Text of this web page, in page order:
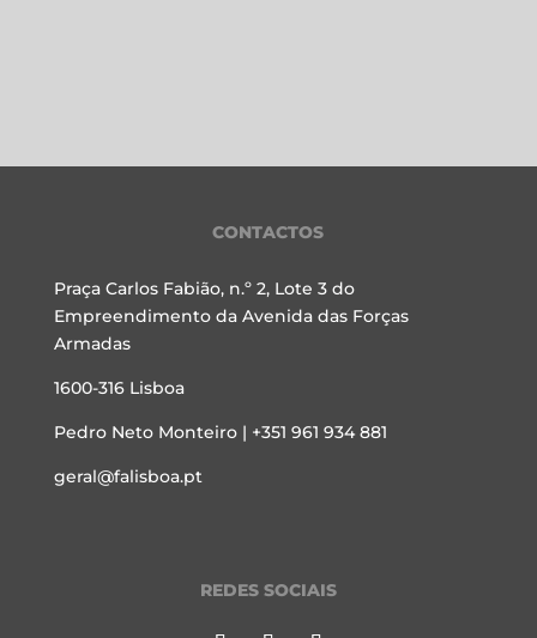
CONTACTOS
Praça Carlos Fabião, n.º 2, Lote 3 do
Empreendimento da Avenida das Forças
Armadas
1600-316 Lisboa
Pedro Neto Monteiro | +351 961 934 881
geral@falisboa.pt
REDES SOCIAIS